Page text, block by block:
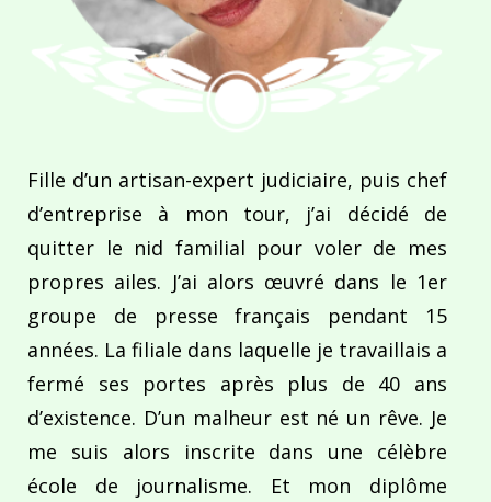
Fille d’un artisan-expert judiciaire, puis chef
d’entreprise à mon tour, j’ai décidé de
quitter le nid familial pour voler de mes
propres ailes. J’ai alors œuvré dans le 1er
groupe de presse français pendant 15
années. La filiale dans laquelle je travaillais a
fermé ses portes après plus de 40 ans
d’existence. D’un malheur est né un rêve. Je
me suis alors inscrite dans une célèbre
école de journalisme. Et mon diplôme